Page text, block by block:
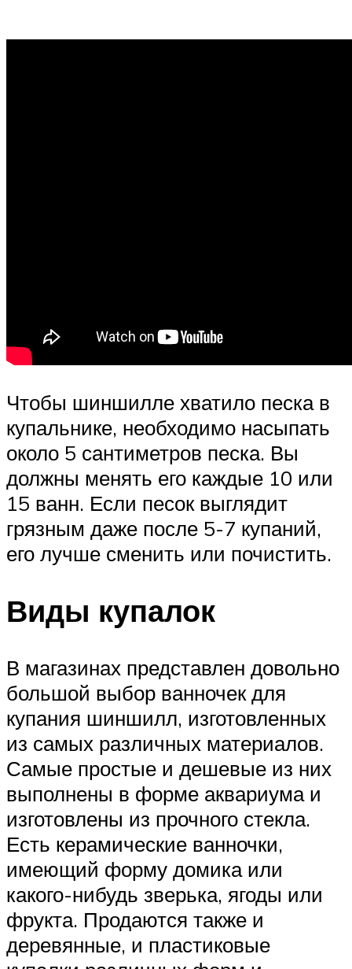
Чтобы шиншилле хватило песка в
купальнике, необходимо насыпать
около 5 сантиметров песка. Вы
должны менять его каждые 10 или
15 ванн. Если песок выглядит
грязным даже после 5-7 купаний,
его лучше сменить или почистить.
Виды купалок
В магазинах представлен довольно
большой выбор ванночек для
купания шиншилл, изготовленных
из самых различных материалов.
Самые простые и дешевые из них
выполнены в форме аквариума и
изготовлены из прочного стекла.
Есть керамические ванночки,
имеющий форму домика или
какого-нибудь зверька, ягоды или
фрукта. Продаются также и
деревянные, и пластиковые